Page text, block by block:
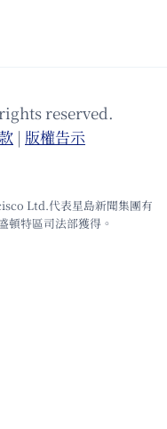
reserved.
| 版權告⽰
Ltd.代表星島新聞集團有
頓特區司法部獲得。